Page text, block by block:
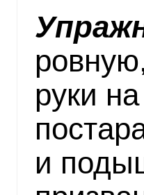
руки
и